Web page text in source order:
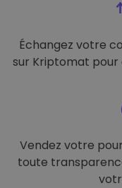
Échangez votre
sur Kriptomat
Vendez votre
toute